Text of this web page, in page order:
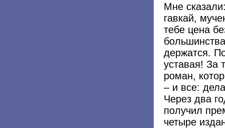
Мне
гавкай,
тебе цена
держатся.
уставая! За
роман,
– и все:
Через два
получил
четыре